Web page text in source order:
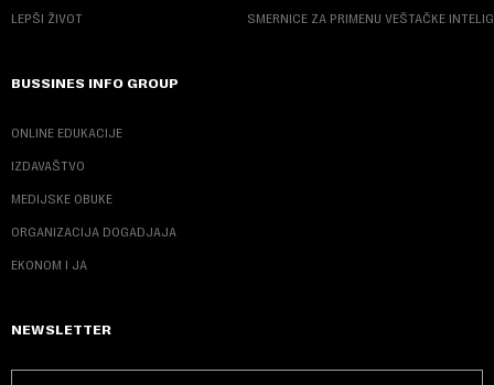
LEPŠI ŽIVOT SMERNICE ZA PRIMENU VEŠTAČKE
BUSSINES INFO GROUP
ONLINE EDUKACIJE
IZDAVAŠTVO
MEDIJSKE OBUKE
ORGANIZACIJA DOGADJAJA
EKONOM I JA
NEWSLETTER